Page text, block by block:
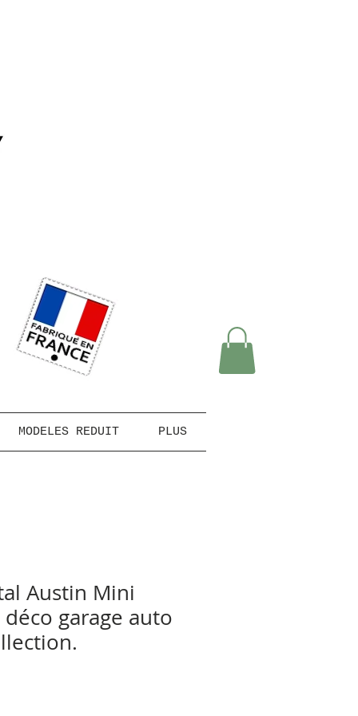
MODELES REDUIT PLUS
Austin Mini
garage auto